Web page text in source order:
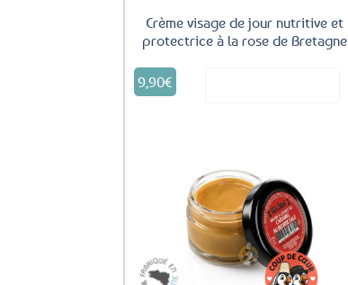
Crème visage de jour nutritive et
protectrice à la rose de Bretagne
9,90€